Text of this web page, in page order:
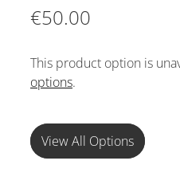
€50.00
This product option is
options.
View All Options